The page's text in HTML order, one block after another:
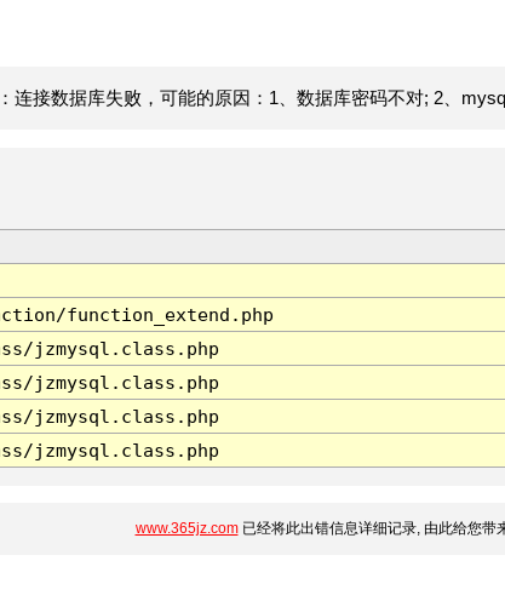
连接数据库失败，可能的原因：1、数据库密码不对; 2、
function_extend.php
jzmysql.class.php
jzmysql.class.php
jzmysql.class.php
jzmysql.class.php
www.365jz.com已经将此出错信息详细记录, 由此给您带